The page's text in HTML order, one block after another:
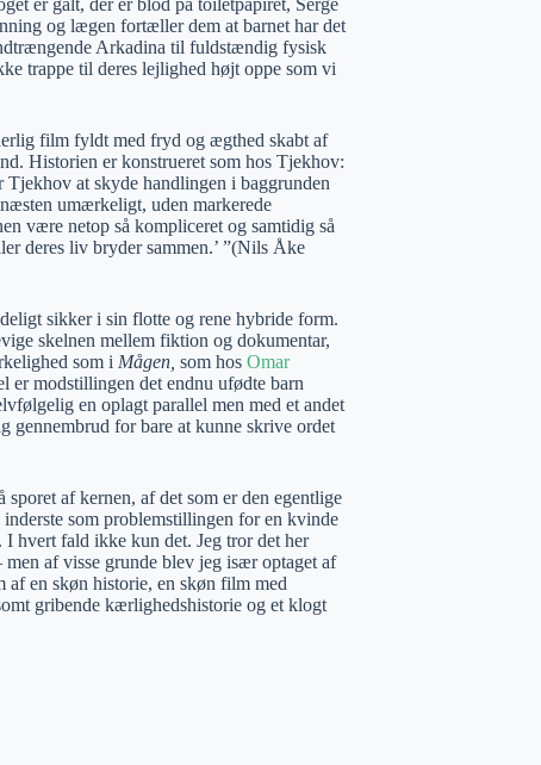
er galt, der er blod på toiletpapiret, Serge
og lægen fortæller dem at barnet har det
Arkadina til fuldstændig fysisk
trappe til deres lejlighed højt oppe som vi
film fyldt med fryd og ægthed skabt af
Historien er konstrueret som hos Tjekhov:
Tjekhov at skyde handlingen i baggrunden
umærkeligt, uden markerede
være netop så kompliceret og samtidig så
deres liv bryder sammen.’ ”(Nils Åke
sikker i sin flotte og rene hybride form.
skelnen mellem fiktion og dokumentar,
som i Mågen, som hos Omar
er modstillingen det endnu ufødte barn
en oplagt parallel men med et andet
gennembrud for bare at kunne skrive ordet
af kernen, af det som er den egentlige
som problemstillingen for en kvinde
hvert fald ikke kun det. Jeg tror det her
af visse grunde blev jeg især optaget af
en skøn historie, en skøn film med
gribende kærlighedshistorie og et klogt